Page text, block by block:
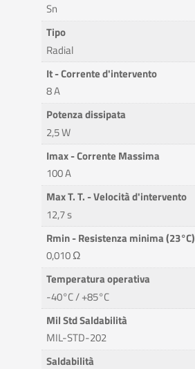
Sn
Tipo
Radial
It - Corrente d'intervento
8 A
Potenza dissipata
2,5 W
Imax - Corrente Massima
100 A
Max T. T. - Velocità d'intervento
12,7 s
Rmin - Resistenza minima (23°C)
0,010 Ω
Temperatura operativa
-40°C / +85°C
Mil Std Saldabilità
MIL-STD-202
Saldabilità